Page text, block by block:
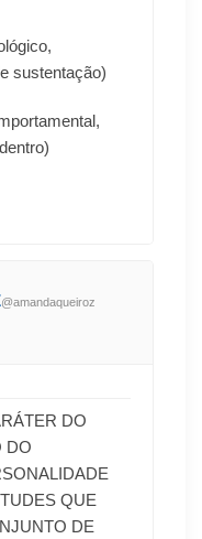
sustentação)
@amandaqueiroz
DO
DO
QUE
DE